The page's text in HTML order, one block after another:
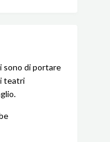
sono di portare
teatri